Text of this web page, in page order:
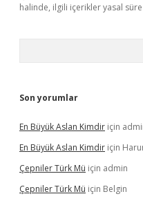
halinde, ilgili içerikler yasal
Son yorumlar
En Büyük Aslan Kimdir için
En Büyük Aslan Kimdir için
Çepniler Türk Mü için admin
Çepniler Türk Mü için Belgin